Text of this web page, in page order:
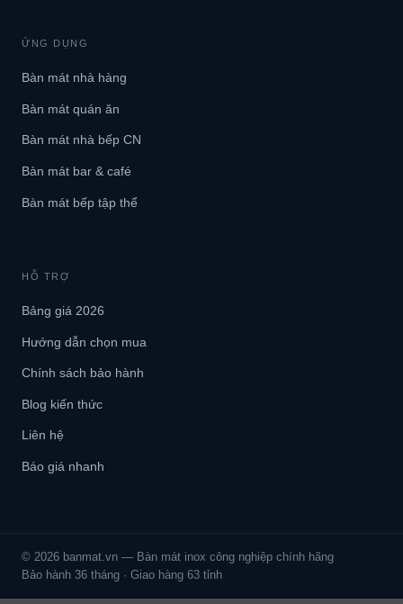
ỨNG DỤNG
Bàn mát nhà hàng
Bàn mát quán ăn
Bàn mát nhà bếp CN
Bàn mát bar & café
Bàn mát bếp tập thể
HỖ TRỢ
Bảng giá 2026
Hướng dẫn chọn mua
Chính sách bảo hành
Blog kiến thức
Liên hệ
Báo giá nhanh
© 2026 banmat.vn — Bàn mát inox công nghiệp chính hãng
Bảo hành 36 tháng · Giao hàng 63 tỉnh